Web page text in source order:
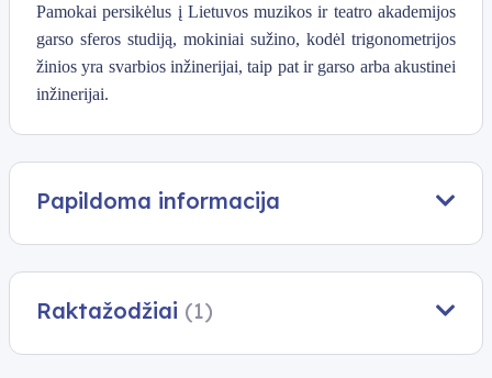
Pamokai persikėlus į Lietuvos muzikos ir teatro akademijos
garso sferos studiją, mokiniai sužino, kodėl trigonometrijos
žinios yra svarbios inžinerijai, taip pat ir garso arba akustinei
inžinerijai.
Papildoma informacija
Raktažodžiai (1)